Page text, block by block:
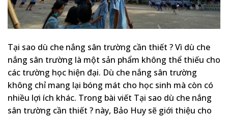
Tại sao dù che nắng sân trường cần thiết ? Vì dù che
nắng sân trường là một sản phẩm không thể thiếu cho
các trường học hiện đại. Dù che nắng sân trường
không chỉ mang lại bóng mát cho học sinh mà còn có
nhiều lợi ích khác. Trong bài viết Tại sao dù che nắng
sân trường cần thiết ? này, Bảo Huy sẽ giới thiệu cho